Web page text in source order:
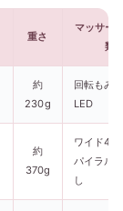
重さ
マッサー
類
約
230g
回転もみ
LED
約
370g
ワイド4
パイラル
し